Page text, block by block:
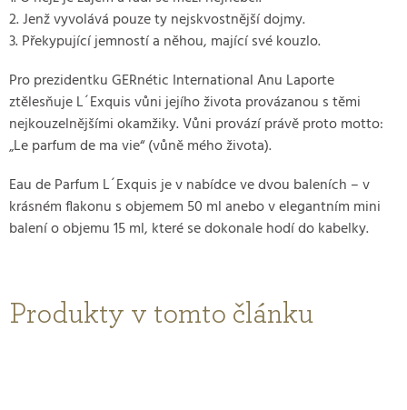
2. Jenž vyvolává pouze ty nejskvostnější dojmy.
3. Překypující jemností a něhou, mající své kouzlo.
Pro prezidentku GERnétic International Anu Laporte
ztělesňuje L´Exquis vůni jejího života provázanou s těmi
nejkouzelnějšími okamžiky. Vůni provází právě proto motto:
„Le parfum de ma vie“ (vůně mého života).
Eau de Parfum L´Exquis je v nabídce ve dvou baleních – v
krásném flakonu s objemem 50 ml anebo v elegantním mini
balení o objemu 15 ml, které se dokonale hodí do kabelky.
Produkty v tomto článku